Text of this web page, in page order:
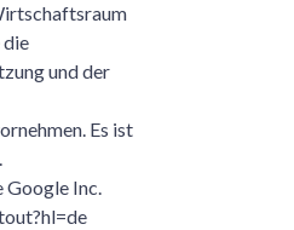
die
und der
Es ist
Google Inc.